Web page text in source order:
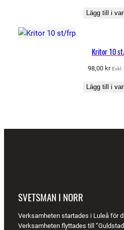
Lägg till i
Kritor 10
98,00 kr Exkl.
Lägg till i
SVETSMAN I NORR
Verksamheten startades i Luleå för
Verksamheten flyttades till